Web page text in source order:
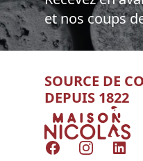
et nos coups
SOURCE DE
DEPUIS 1822
Nicolas
FacebookInstagram